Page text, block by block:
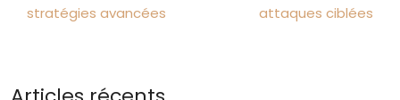
stratégies avancées
attaques ciblées